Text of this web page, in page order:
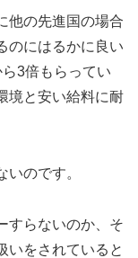
他の先進国の場合
のにはるかに良い
3倍もらってい
境と安い給料に耐
のです。
すらないのか、そ
いをされていると